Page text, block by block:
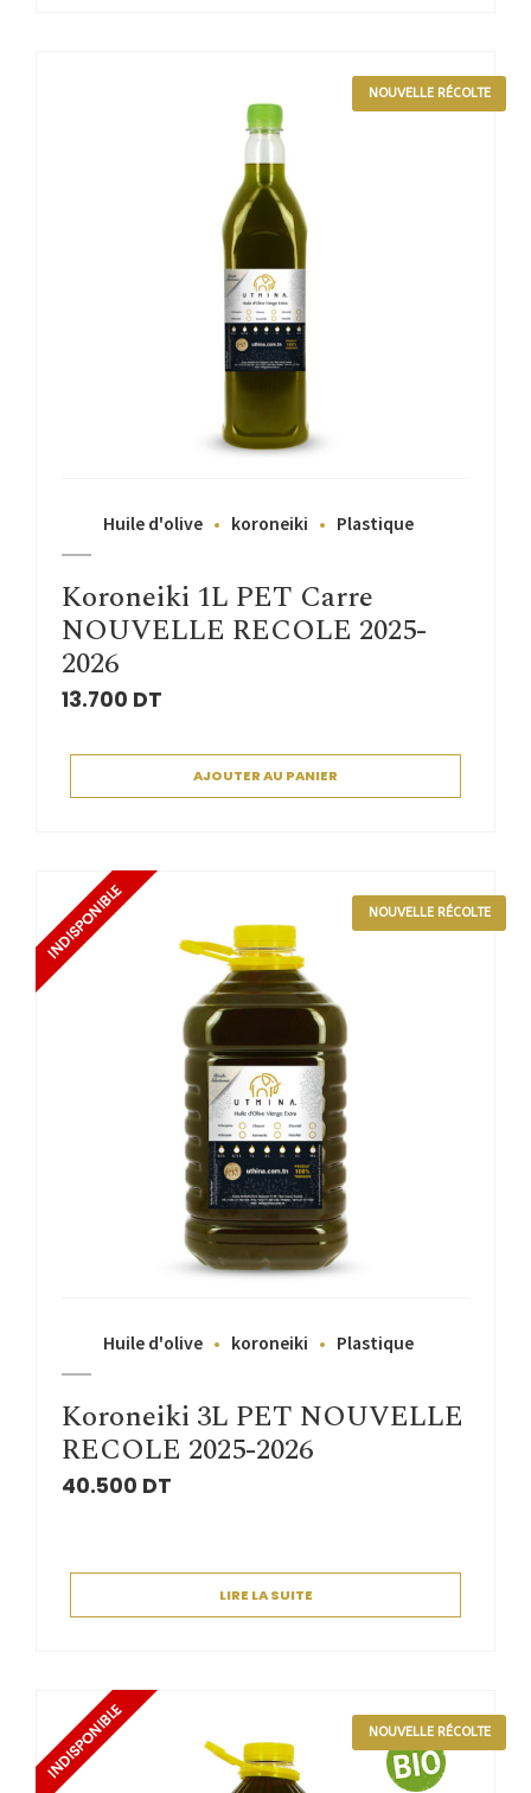
NOUVELLE RÉCOLTE
Huile d'olive koroneiki Plastique
Koroneiki 1L PET Carre
NOUVELLE RECOLE 2025-
2026
13.700 DT
AJOUTER AU PANIER
NOUVELLE RÉCOLTE
Huile d'olive koroneiki Plastique
Koroneiki 3L PET NOUVELLE
RECOLE 2025-2026
40.500 DT
LIRE LA SUITE
NOUVELLE RÉCOLTE